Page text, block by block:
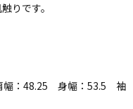
りです。
：48.25 身幅：53.5 袖